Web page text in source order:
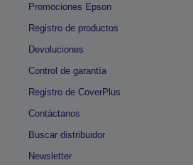
Promociones Epson
Registro de productos
Devoluciones
Control de garantía
Registro de CoverPlus
Contáctanos
Buscar distribuidor
Newsletter